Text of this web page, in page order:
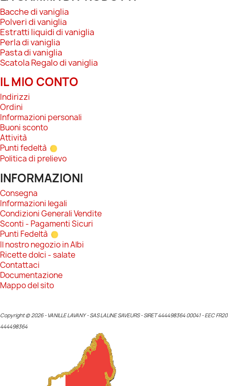
Bacche di vaniglia
Polveri di vaniglia
Estratti liquidi di vaniglia
Perla di vaniglia
Pasta di vaniglia
Scatola Regalo di vaniglia
IL MIO CONTO
Indirizzi
Ordini
Informazioni personali
Buoni sconto
Attività
Punti fedeltà
Politica di prelievo
INFORMAZIONI
Consegna
Informazioni legali
Condizioni Generali Vendite
Sconti - Pagamenti Sicuri
Punti Fedeltà
Il nostro negozio in Albi
Ricette dolci - salate
Contattaci
Documentazione
Mappo del sito
Copyright © 2026 - VANILLE LAVANY - SAS LALINE SAVEURS - SIRET 444498364 00041 - EEC FR20
444498364